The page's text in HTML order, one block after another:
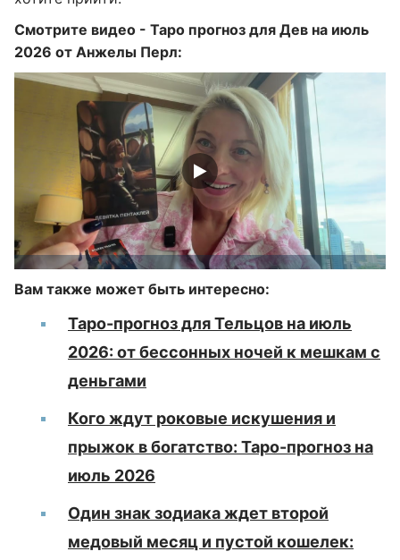
Смотрите видео - Таро прогноз для Дев на июль
2026 от Анжелы Перл:
Вам также может быть интересно:
Таро-прогноз для Тельцов на июль
2026: от бессонных ночей к мешкам с
деньгами
Кого ждут роковые искушения и
прыжок в богатство: Таро-прогноз на
июль 2026
Один знак зодиака ждет второй
медовый месяц и пустой кошелек: